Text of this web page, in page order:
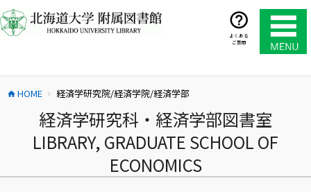
ン
テ
ス
よくある
ご質問
home HOME chevron_right 経済学研究院/経済学院/経済学部
経済学研究科・経済学部図書室
LIBRARY, GRADUATE SCHOOL OF
ECONOMICS